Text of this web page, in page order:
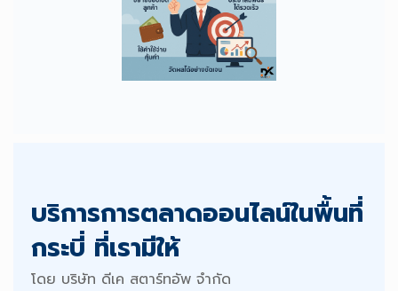
บริการการตลาดออนไลน์ในพื้นที่
กระบี่ ที่เรามีให้
โดย บริษัท ดีเค สตาร์ทอัพ จำกัด